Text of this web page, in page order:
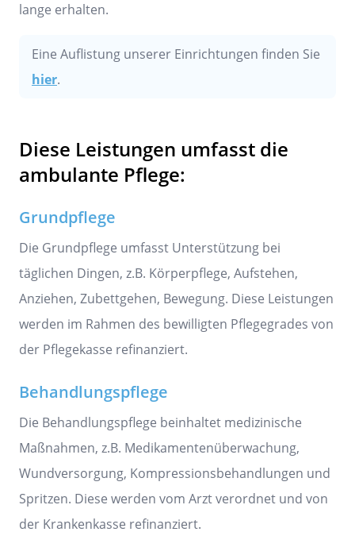
lange erhalten.
Eine Auflistung unserer Einrichtungen finden Sie
hier.
Diese Leistungen umfasst die
ambulante Pflege:
Grundpflege
Die Grundpflege umfasst Unterstützung bei
täglichen Dingen, z.B. Körperpflege, Aufstehen,
Anziehen, Zubettgehen, Bewegung. Diese Leistungen
werden im Rahmen des bewilligten Pflegegrades von
der Pflegekasse refinanziert.
Behandlungspflege
Die Behandlungspflege beinhaltet medizinische
Maßnahmen, z.B. Medikamentenüberwachung,
Wundversorgung, Kompressionsbehandlungen und
Spritzen. Diese werden vom Arzt verordnet und von
der Krankenkasse refinanziert.